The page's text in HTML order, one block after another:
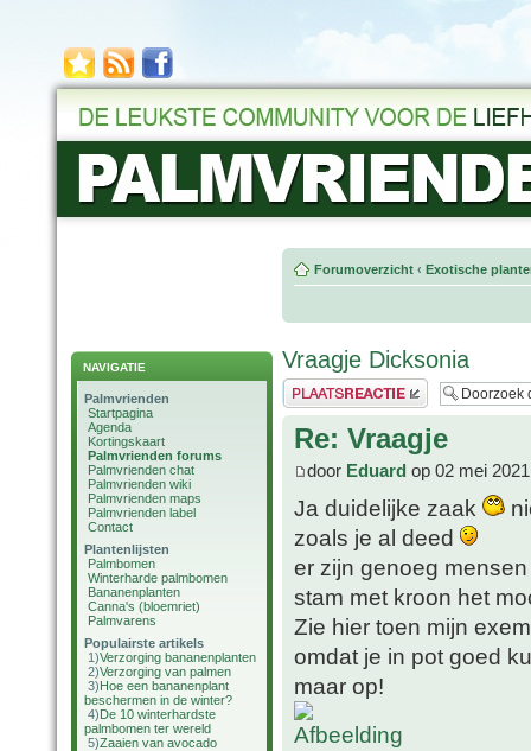
NAVIGATIE
Palmvrienden
Startpagina
Agenda
Kortingskaart
Palmvrienden forums
Palmvrienden chat
Palmvrienden wiki
Palmvrienden maps
Palmvrienden label
Contact
Plantenlijsten
Palmbomen
Winterharde palmbomen
Bananenplanten
Canna's (bloemriet)
Palmvarens
Populairste artikels
1)Verzorging bananenplanten
2)Verzorging van palmen
3)Hoe een bananenplant
beschermen in de winter?
4)De 10 winterhardste
palmbomen ter wereld
5)Zaaien van avocado
Forumoverzicht ‹ Exotische
Vraagje Dicksonia
Plaats een reactie
Re: Vraagje
door Eduard op 02 mei
Ja duidelijke zaak
zoals je al deed
er zijn genoeg
stam met kroon het
Zie hier toen mijn
omdat je in pot goed
maar op!